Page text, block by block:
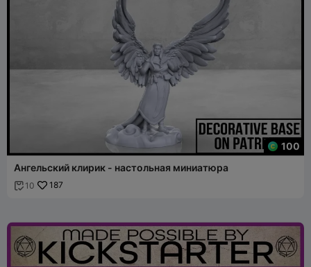
100
Ангельский клирик - настольная миниатюра
 10 187